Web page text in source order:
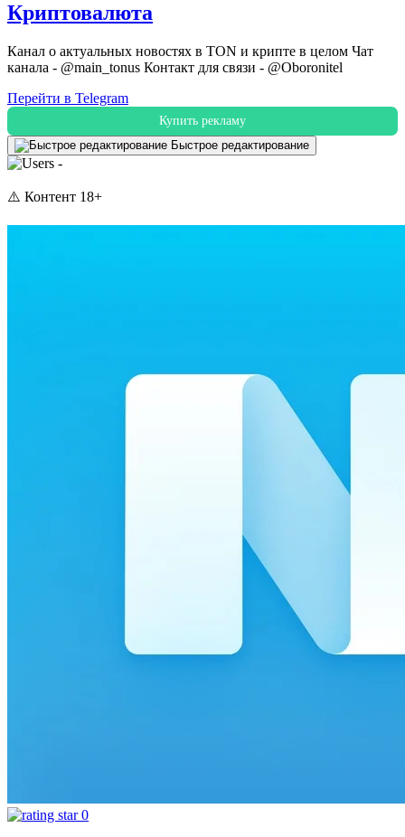
Криптовалюта
Канал о актуальных новостях в TON и крипте в целом Чат
канала - @main_tonus Контакт для связи - @Oboronitel
Перейти в Telegram
Купить рекламу
Быстрое редактирование
-
⚠️ Контент 18+
0